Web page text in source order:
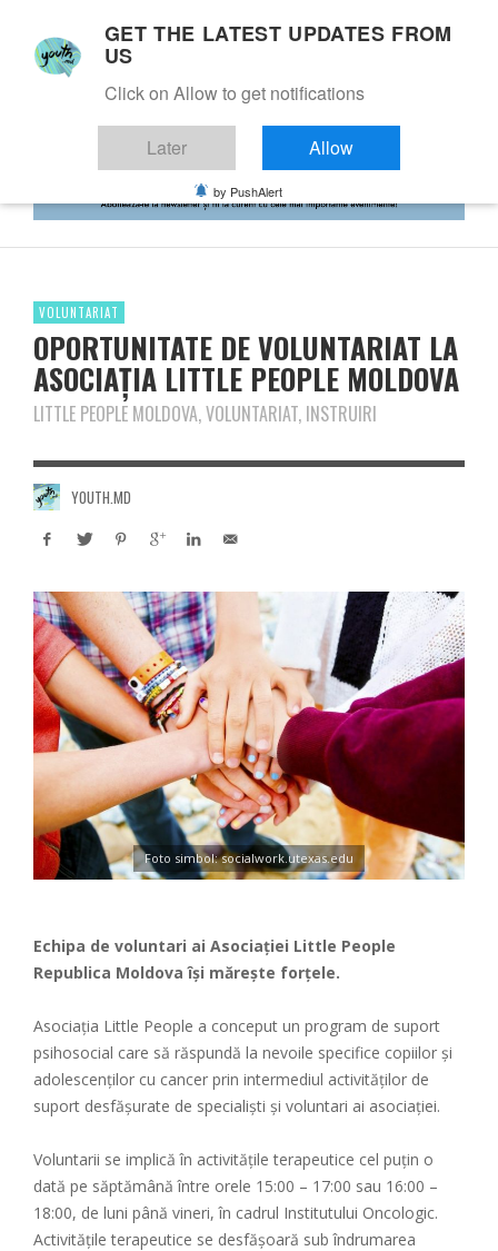
VOLUNTARIAT
OPORTUNITATE DE VOLUNTARIAT LA
ASOCIAȚIA LITTLE PEOPLE MOLDOVA
LITTLE PEOPLE MOLDOVA, VOLUNTARIAT, INSTRUIRI
YOUTH.MD
Foto simbol: socialwork.utexas.edu
Echipa de voluntari ai Asociației Little People
Republica Moldova își mărește forțele.
Asociația Little People a conceput un program de suport
psihosocial care să răspundă la nevoile specifice copiilor și
adolescenților cu cancer prin intermediul activităților de
suport desfășurate de specialiști și voluntari ai asociației.
Voluntarii se implică în activitățile terapeutice cel puțin o
dată pe săptămână între orele 15:00 – 17:00 sau 16:00 –
18:00, de luni până vineri, în cadrul Institutului Oncologic.
Activitățile terapeutice se desfășoară sub îndrumarea
GET THE LATEST UPDATES FROM
US
Click on Allow to get notifications
Later Allow
by PushAlert